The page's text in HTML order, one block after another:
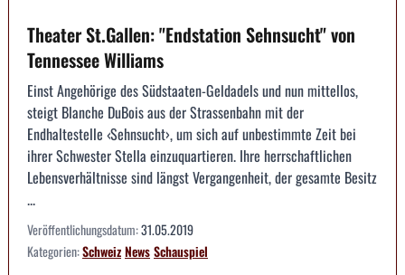
Theater St.Gallen: "Endstation Sehnsucht" von
Tennessee Williams
Einst Angehörige des Südstaaten-Geldadels und nun mittellos,
steigt Blanche DuBois aus der Strassenbahn mit der
Endhaltestelle ‹Sehnsucht›, um sich auf unbestimmte Zeit bei
ihrer Schwester Stella einzuquartieren. Ihre herrschaftlichen
Lebensverhältnisse sind längst Vergangenheit, der gesamte Besitz
...
Veröffentlichungsdatum:31.05.2019
Kategorien:SchweizNewsSchauspiel